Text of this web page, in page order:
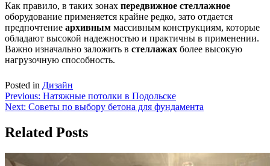
Как правило, в таких зонах передвижное стеллажное
оборудование применяется крайне редко, зато отдается
предпочтение архивным массивным конструкциям, которые
обладают высокой надежностью и практичны в применении.
Важно изначально заложить в стеллажах более высокую
нагрузочную способность.
Posted in Дизайн
Навигация
по
записям
Previous: Натяжные потолки в Подольске
Next: Советы по выбору бетона для фундамента
Related Posts